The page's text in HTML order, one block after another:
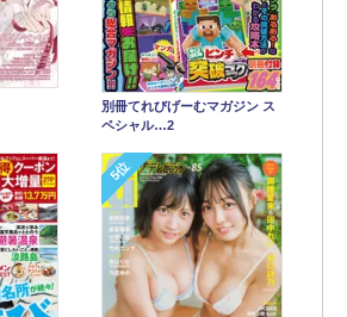
別冊てれびげーむマガジン ス
ペシャル…2
5位